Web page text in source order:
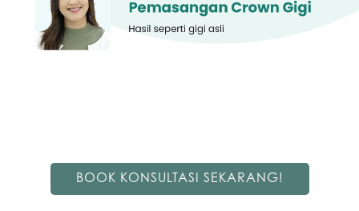
BOOK KONSULTASI SEKARANG!